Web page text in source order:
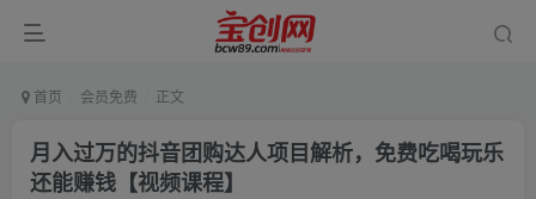
首页 会员免费 正文
月入过万的抖音团购达人项目解析，免费吃喝玩乐
还能赚钱【视频课程】